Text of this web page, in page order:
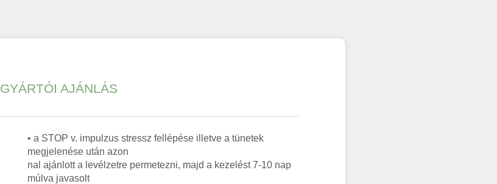
GYÁRTÓI AJÁNLÁS
• a STOP v. impulzus stressz fellépése illetve a tünetek
megjelenése után azon
nal ajánlott a levélzetre permetezni, majd a kezelést 7-10 nap
múlva javasolt